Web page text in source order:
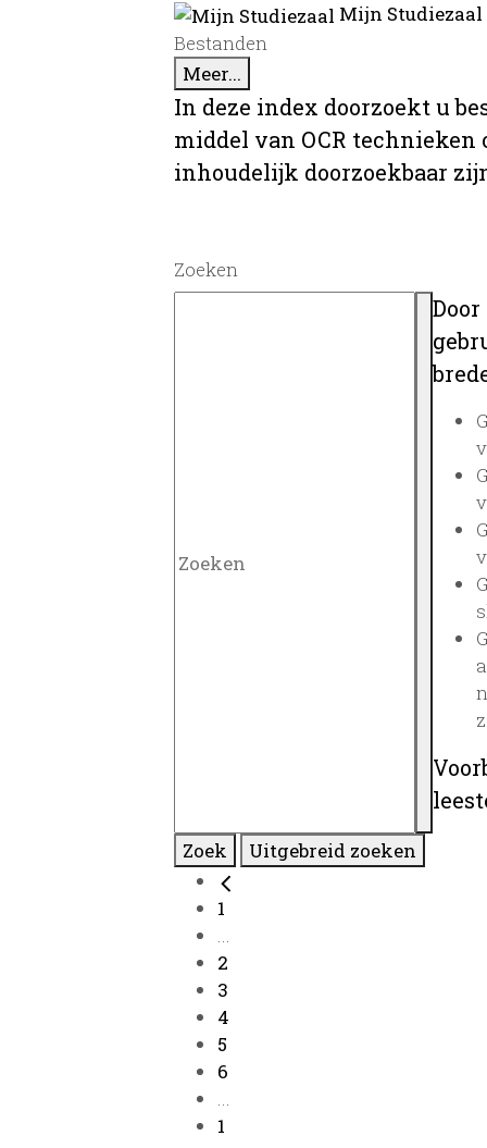
Mijn
Bestanden
Meer...
In deze index doorzoekt u
middel van OCR
inhoudelijk doorzoekbaar
Zoeken
Zoek Uitgebreid zoeken
1
...
2
3
4
5
6
...
1